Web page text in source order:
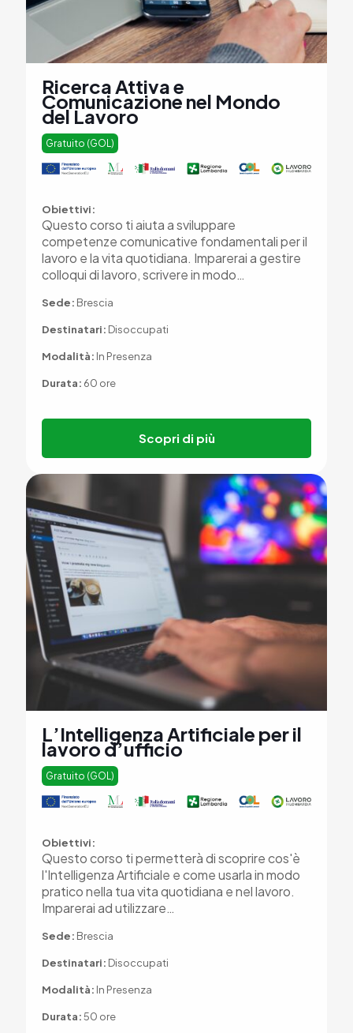
Ricerca Attiva e
Comunicazione nel Mondo
del Lavoro
Gratuito (GOL)
Obiettivi:
Questo corso ti aiuta a sviluppare
competenze comunicative fondamentali per il
lavoro e la vita quotidiana. Imparerai a gestire
colloqui di lavoro, scrivere in modo…
Sede: Brescia
Destinatari: Disoccupati
Modalità: In Presenza
Durata: 60 ore
Scopri di più
L’Intelligenza Artificiale per il
lavoro d’ufficio
Gratuito (GOL)
Obiettivi:
Questo corso ti permetterà di scoprire cos'è
l'Intelligenza Artificiale e come usarla in modo
pratico nella tua vita quotidiana e nel lavoro.
Imparerai ad utilizzare…
Sede: Brescia
Destinatari: Disoccupati
Modalità: In Presenza
Durata:50 ore